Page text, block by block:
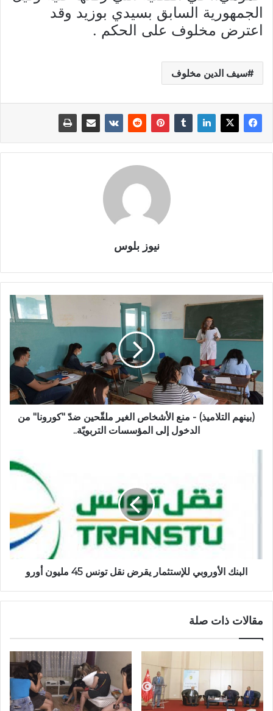
الجمهورية السابق بسيدي بوزيد وقد
اعترض مخلوف على الحكم .
سيف الدين مخلوف
نيوز بلوس
(بينهم التلاميذ) - منع الأشخاص الغير ملقّحين ضدّ "كورونا" من
الدخول إلى المؤسسات التربويّة..
البنك الأوروبي للإستثمار يقرض نقل تونس 45 مليون أورو
مقالات ذات صلة